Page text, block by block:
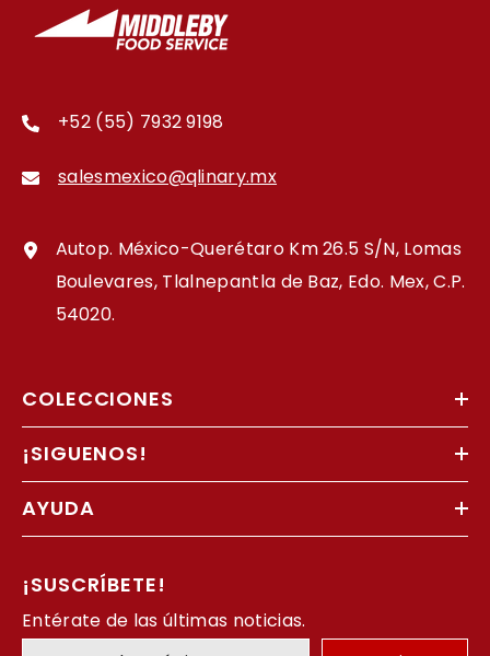
+52 (55) 7932 9198
salesmexico@qlinary.mx
Autop. México-Querétaro Km 26.5 S/N, Lomas
Boulevares, Tlalnepantla de Baz, Edo. Mex, C.P.
54020.
COLECCIONES
¡SIGUENOS!
AYUDA
¡SUSCRÍBETE!
Entérate de las últimas noticias.